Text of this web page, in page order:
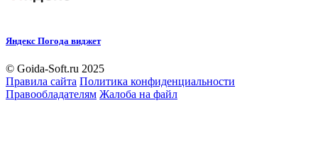
Яндекс Погода виджет
© Goida-Soft.ru 2025
Правила сайта Политика конфиденциальности
Правообладателям Жалоба на файл